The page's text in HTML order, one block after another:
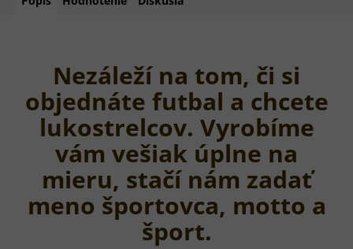
Nezáleží na tom, či si
objednáte futbal a chcete
lukostrelcov. Vyrobíme
vám vešiak úplne na
mieru, stačí nám zadať
meno športovca, motto a
šport.